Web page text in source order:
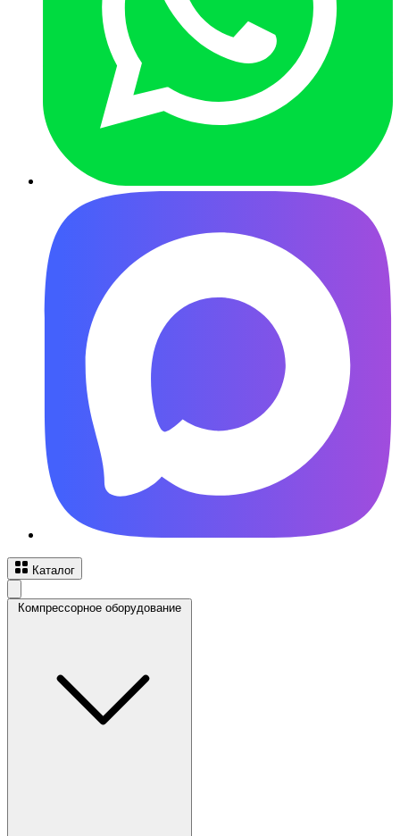
Каталог
Компрессорное оборудование